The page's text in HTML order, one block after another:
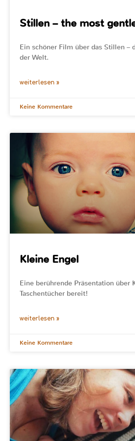
Stillen – the most
Ein schöner Film über das Stillen –
der Welt.
weiterlesen »
Keine Kommentare
Kleine Engel
Eine berührende Präsentation über
Taschentücher bereit!
weiterlesen »
Keine Kommentare